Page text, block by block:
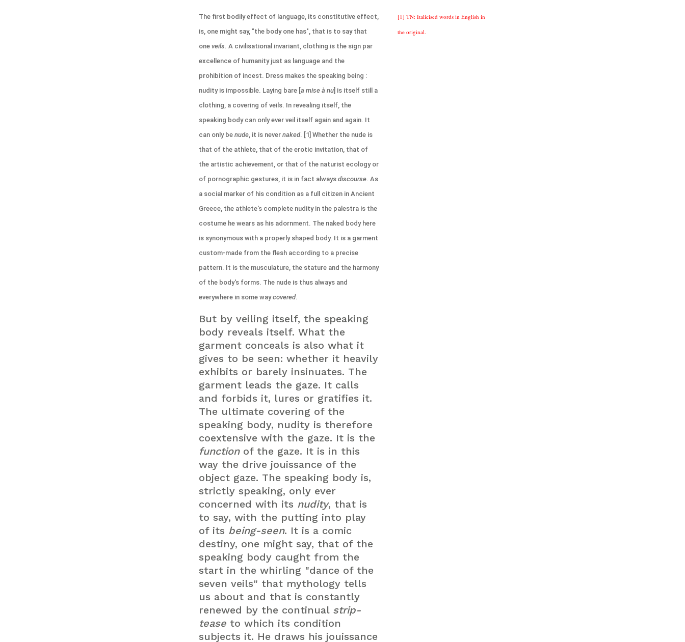
The first bodily effect of language, its constitutive effect,
is, one might say, "the body one has", that is to say that
one veils. A civilisational invariant, clothing is the sign par
excellence of humanity just as language and the
prohibition of incest. Dress makes the speaking being :
nudity is impossible. Laying bare [ a mise à nu] is itself still a
clothing, a covering of veils. In revealing itself, the
speaking body can only ever veil itself again and again. It
can only be nude, it is never naked. [1] Whether the nude is
that of the athlete, that of the erotic invitation, that of
the artistic achievement, or that of the naturist ecology or
of pornographic gestures, it is in fact always discourse. As
a social marker of his condition as a full citizen in Ancient
Greece, the athlete's complete nudity in the palestra is the
costume he wears as his adornment. The naked body here
is synonymous with a properly shaped body. It is a garment
custom-made from the flesh according to a precise
pattern. It is the musculature, the stature and the harmony
of the body's forms. The nude is thus always and
everywhere in some waycovered.
But by veiling itself, the speaking
body reveals itself. What the
garment conceals is also what it
gives to be seen: whether it heavily
exhibits or barely insinuates. The
garment leads the gaze. It calls
and forbids it, lures or gratifies it.
The ultimate covering of the
speaking body, nudity is therefore
coextensive with the gaze. It is the
function of the gaze. It is in this
way the drive jouissance of the
object gaze. The speaking body is,
strictly speaking, only ever
concerned with its nudity, that is
to say, with the putting into play
of its being-seen. It is a comic
destiny, one might say, that of the
speaking body caught from the
start in the whirling "dance of the
seven veils" that mythology tells
us about and that is constantly
renewed by the continual strip-
tease to which its condition
subjects it. He draws his jouissance
[1] TN: Italicised words in English in
the original.